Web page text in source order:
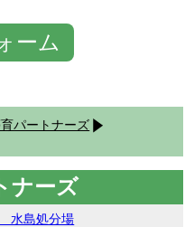
ーム
パートナーズ
ナーズ
水島処分場